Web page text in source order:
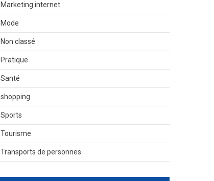
Marketing internet
Mode
Non classé
Pratique
Santé
shopping
Sports
Tourisme
Transports de personnes